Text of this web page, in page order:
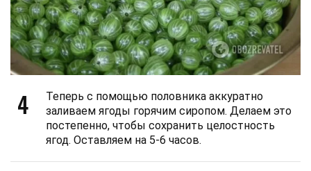
4
Теперь с помощью половника аккуратно
заливаем ягоды горячим сиропом. Делаем это
постепенно, чтобы сохранить целостность
ягод. Оставляем на 5-6 часов.